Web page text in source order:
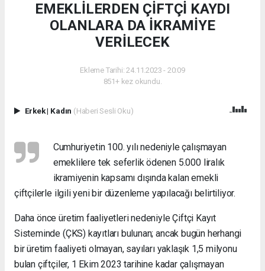
EMEKLİLERDEN ÇİFTÇİ KAYDI
OLANLARA DA İKRAMİYE
VERİLECEK
Ekleme Tarihi: 24.11.2023 - 20:09
851+ kez okundu.
Erkek| Kadın (Haberi Sesli Oku)
Cumhuriyetin 100. yılı nedeniyle çalışmayan
emeklilere tek seferlik ödenen 5.000 liralık
ikramiyenin kapsamı dışında kalan emekli
çiftçilerle ilgili yeni bir düzenleme yapılacağı belirtiliyor.
Daha önce üretim faaliyetleri nedeniyle Çiftçi Kayıt
Sisteminde (ÇKS) kayıtları bulunan; ancak bugün herhangi
bir üretim faaliyeti olmayan, sayıları yaklaşık 1,5 milyonu
bulan çiftçiler, 1 Ekim 2023 tarihine kadar çalışmayan